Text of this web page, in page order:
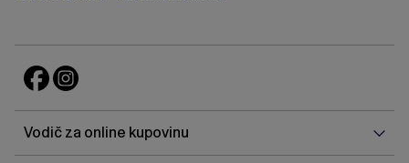
Vodič za online kupovinu